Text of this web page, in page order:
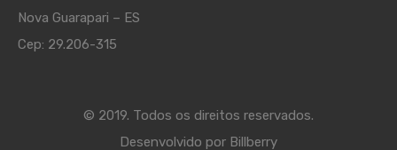
Nova Guarapari – ES
Cep: 29.206-315
© 2019. Todos os direitos reservados.
Desenvolvido por Billberry